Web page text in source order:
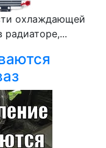
охлаждающей
радиаторе,...